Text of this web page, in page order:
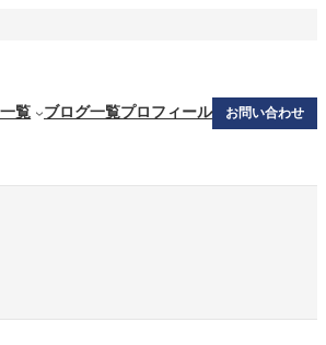
覧 ブログ一覧プロフィール お問い合わせ